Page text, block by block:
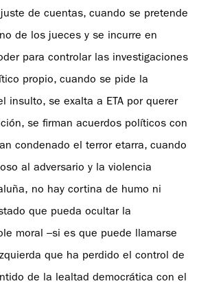
de cuentas, cuando se pretende
de los jueces y se incurre en
para controlar las investigaciones
propio, cuando se pide la
insulto, se exalta a ETA por querer
se firman acuerdos políticos con
condenado el terror etarra, cuando
al adversario y la violencia
no hay cortina de humo ni
que pueda ocultar la
moral –si es que puede llamarse
que ha perdido el control de
de la lealtad democrática con el